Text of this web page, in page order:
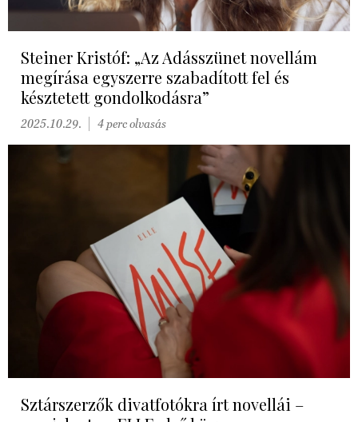
Steiner Kristóf: „Az Adásszünet novellám
megírása egyszerre szabadított fel és
késztetett gondolkodásra”
2025.10.29. 4 perc olvasás
Sztárszerzők divatfotókra írt novellái –